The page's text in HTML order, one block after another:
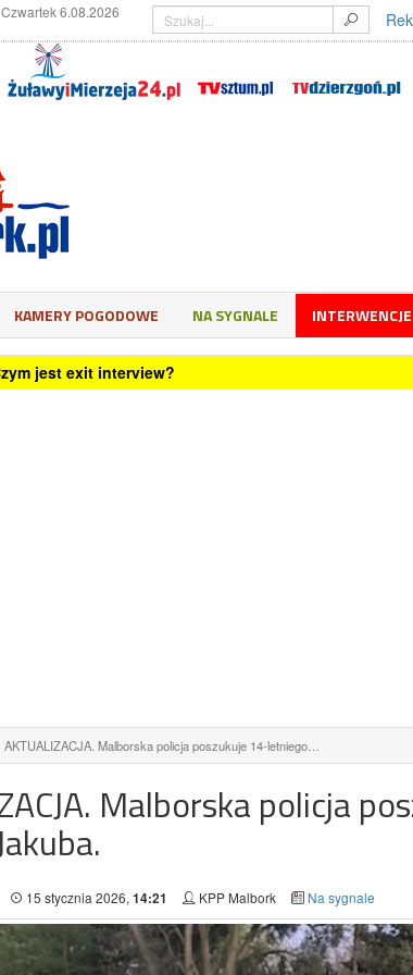
6.08.2026
KAMERY POGODOWE NA SYGNALE
rozpoznać mobbing w pracy IT i gdzie szukać
AKTUALIZACJA. Malborska policja poszukuje 14-letniego…
Malborska policja
15 stycznia 2026, 14:21 KPP Malbork Na sygnale